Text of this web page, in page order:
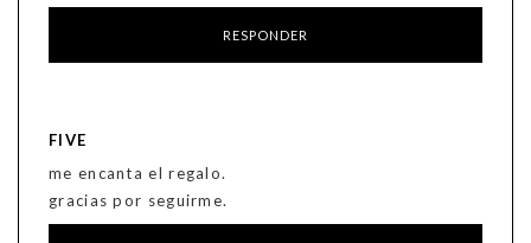
RESPONDER
FIVE
me encanta el regalo.
gracias por seguirme.